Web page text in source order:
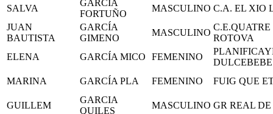
SALVA
GARCÍA
FORTUÑO
MASCULINO C.A. EL XIO
JUAN
BAUTISTA
GARCÍA
GIMENO
MASCULINO
C.E.QUATRE
ROTOVA
ELENA
GARCÍA MICO FEMENINO
DULCEBEBE
MARINA
GARCÍA PLA FEMENINO FUIG QUE
GUILLEM
GARCIA
QUILES
MASCULINO GR REAL